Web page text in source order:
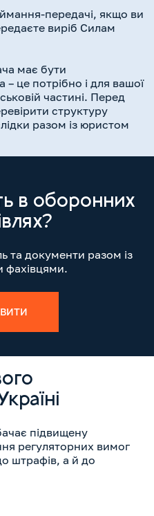
передачі, якщо ви
виріб Силам
має бути
це потрібно і для вашої
частині. Перед
структуру
разом із юристом
в оборонних
та документи разом із
фахівцями.
підвищену
регуляторних вимог
штрафів, а й до